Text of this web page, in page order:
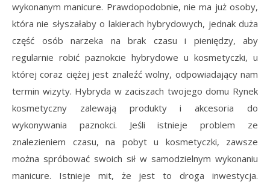
wykonanym manicure. Prawdopodobnie, nie ma już osoby,
która nie słyszałaby o lakierach hybrydowych, jednak duża
część osób narzeka na brak czasu i pieniędzy, aby
regularnie robić paznokcie hybrydowe u kosmetyczki, u
której coraz ciężej jest znaleźć wolny, odpowiadający nam
termin wizyty. Hybryda w zaciszach twojego domu Rynek
kosmetyczny zalewają produkty i akcesoria do
wykonywania paznokci. Jeśli istnieje problem ze
znalezieniem czasu, na pobyt u kosmetyczki, zawsze
można spróbować swoich sił w samodzielnym wykonaniu
manicure. Istnieje mit, że jest to droga inwestycja.